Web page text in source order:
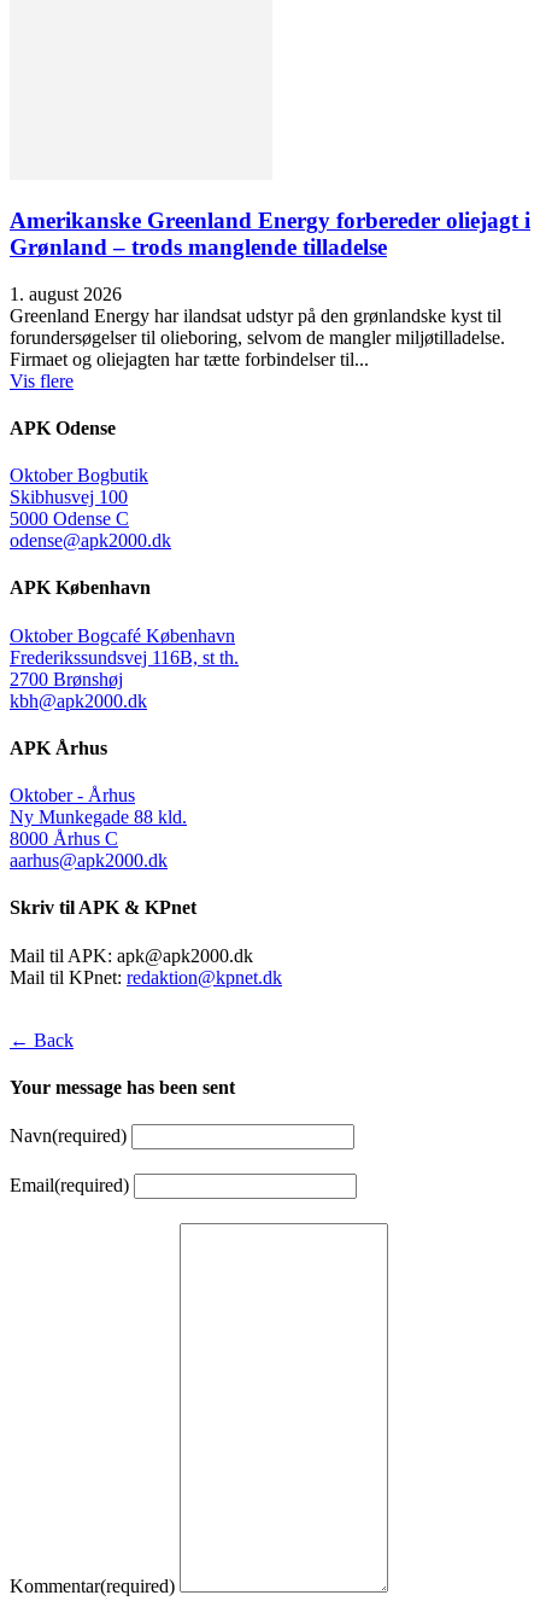
Amerikanske Greenland Energy forbereder oliejagt i
Grønland – trods manglende tilladelse
1. august 2026
Greenland Energy har ilandsat udstyr på den grønlandske kyst til
forundersøgelser til olieboring, selvom de mangler miljøtilladelse.
Firmaet og oliejagten har tætte forbindelser til...
Vis flere
APK Odense
Oktober Bogbutik
Skibhusvej 100
5000 Odense C
odense@apk2000.dk
APK København
Oktober Bogcafé København
Frederikssundsvej 116B, st th.
2700 Brønshøj
kbh@apk2000.dk
APK Århus
Oktober - Århus
Ny Munkegade 88 kld.
8000 Århus C
aarhus@apk2000.dk
Skriv til APK & KPnet
Mail til APK: apk@apk2000.dk
Mail til KPnet: redaktion@kpnet.dk
← Back
Your message has been sent
Navn(required)
Email(required)
Kommentar(required)